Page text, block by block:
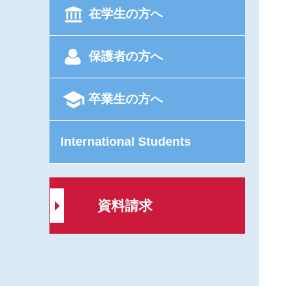
在学生の方へ
保護者の方へ
卒業生の方へ
International Students
資料請求